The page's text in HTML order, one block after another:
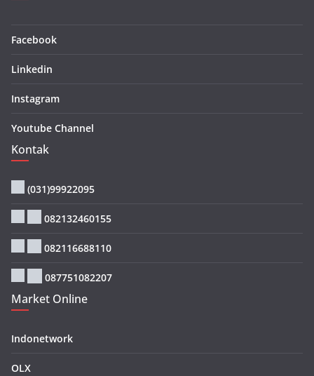
Facebook
Linkedin
Instagram
Youtube Channel
Kontak
(031)99922095
082132460155
082116688110
087751082207
Market Online
Indonetwork
OLX